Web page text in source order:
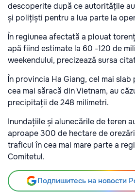
descoperite după ce autoritățile
și polițiști pentru a lua parte la
În regiunea afectată a plouat
apă fiind estimate la 60 -120 de
weekendului, precizează sursa
În provincia Ha Giang, cel mai
cea mai săracă din Vietnam, au
precipitații de 248 milimetri.
Inundațiile și alunecările de teren
aproape 300 de hectare de
traficul în cea mai mare parte a
Comitetul.
Подпишитесь на новости